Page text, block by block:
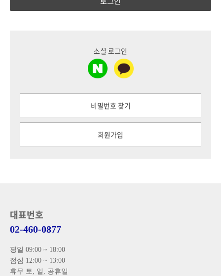
소셜 로그인
비밀번호 찾기
회원가입
대표번호
02-460-0877
평일 09:00 ~ 18:00
점심 12:00 ~ 13:00
휴무 토, 일, 공휴일